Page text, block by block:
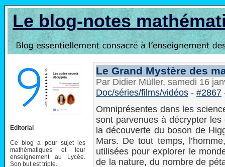
Le blog-notes
Editorial
Ce blog a pour sujet les
mathématiques et leur
enseignement au Lycée.
Son but est triple.
Le Grand Mystère des
Par Didier Müller, samedi 16
Doc/séries/films/vidéos - #2867
Omniprésentes dans les
sont parvenues à décrypter
la découverte du boson de
Mars. De tout temps,
utilisées pour explorer le
de la nature, du nombre de